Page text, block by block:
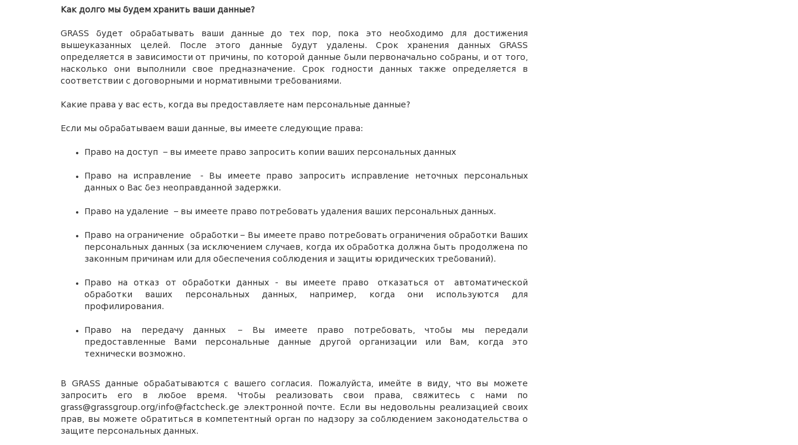
Как долго мы будем хранить ваши данные?
GRASS будет обрабатывать ваши данные до тех пор, пока это необходимо для достижения
вышеуказанных целей. После этого данные будут удалены. Срок хранения данных GRASS
определяется в зависимости от причины, по которой данные были первоначально собраны, и от того,
насколько они выполнили свое предназначение. Срок годности данных также определяется в
соответствии с договорными и нормативными требованиями.
Какие права у вас есть, когда вы предоставляете нам персональные данные?
Если мы обрабатываем ваши данные, вы имеете следующие права:
Право на доступ – вы имеете право запросить копии ваших персональных данных
Право на исправление - Вы имеете право запросить исправление неточных персональных
данных о Вас без неоправданной задержки.
Право на удаление – вы имеете право потребовать удаления ваших персональных данных.
Право на ограничение обработки – Вы имеете право потребовать ограничения обработки Ваших
персональных данных (за исключением случаев, когда их обработка должна быть продолжена по
законным причинам или для обеспечения соблюдения и защиты юридических требований).
Право на отказ от обработки данных - вы имеете право отказаться от автоматической
обработки ваших персональных данных, например, когда они используются для
профилирования.
Право на передачу данных– Вы имеете право потребовать, чтобы мы передали
предоставленные Вами персональные данные другой организации или Вам, когда это
технически возможно.
В GRASS данные обрабатываются с вашего согласия.
ожалуйста, имейте в виду, что вы можете
запросить его в любое время. Чтобы реализовать свои права, свяжитесь с нами по
grass@grassgroup.org/info@factcheck.ge электронной почте. Если вы недовольны реализацией своих
прав, вы можете обратиться в компетентный орган по надзору за соблюдением законодательства о
защите персональных данных.